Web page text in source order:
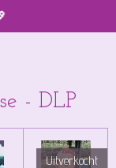
- DLP
Uitverkocht